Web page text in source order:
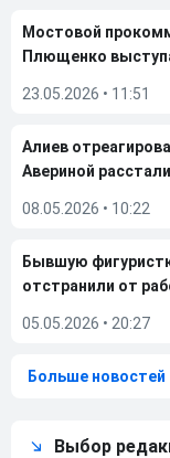
Мостовой
Плющенко
23.05.2026 • 11:51
Алиев
Авериной
08.05.2026 • 10:22
Бывшую
отстранили от
05.05.2026 • 20:27
Больше новостей
Выбор